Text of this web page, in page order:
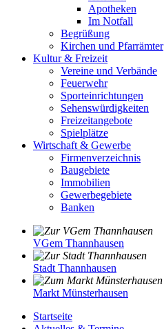
Apotheken
Im Notfall
Begrüßung
Kirchen und Pfarrämter
Kultur & Freizeit
Vereine und Verbände
Feuerwehr
Sporteinrichtungen
Sehenswürdigkeiten
Freizeitangebote
Spielplätze
Wirtschaft & Gewerbe
Firmenverzeichnis
Baugebiete
Immobilien
Gewerbegebiete
Banken
VGem Thannhausen
Stadt Thannhausen
Markt Münsterhausen
Startseite